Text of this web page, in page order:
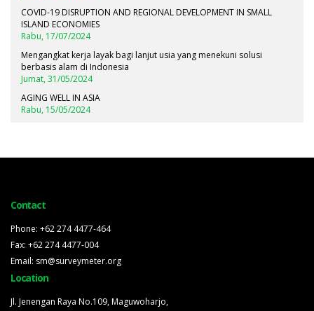
COVID-19 DISRUPTION AND REGIONAL DEVELOPMENT IN SMALL
ISLAND ECONOMIES
Rabu, 17/07/2024
Mengangkat kerja layak bagi lanjut usia yang menekuni solusi
berbasis alam di Indonesia
Jumat, 31/05/2024
AGING WELL IN ASIA
Rabu, 15/05/2024
Contact
Phone: +62 274 4477-464
Fax: +62 274 4477-004
Email: sm@surveymeter.org
Location
Jl. Jenengan Raya No.109, Maguwoharjo,